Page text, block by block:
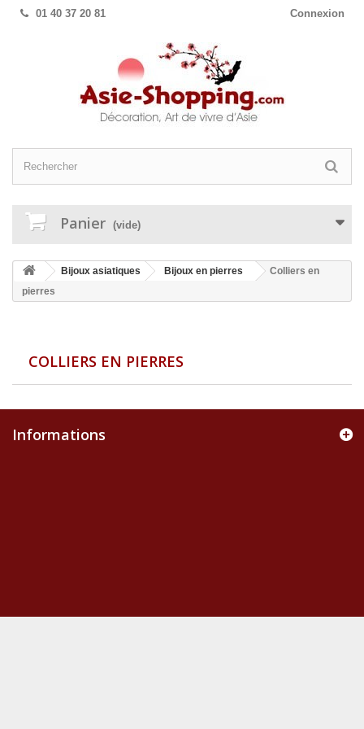
Connexion
01 40 37 20 81
Panier (vide)
Bijoux asiatiques Bijoux en pierres
Colliers en
pierres
COLLIERS EN PIERRES
Informations